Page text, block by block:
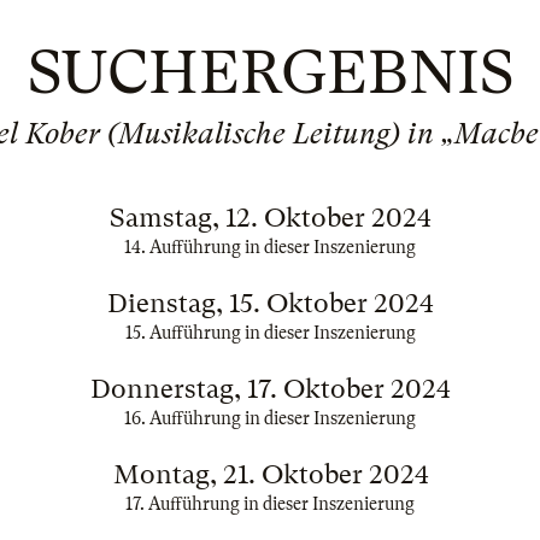
SUCHERGEBNIS
Kober (Musikalische Leitung) in
Samstag, 12. Oktober 2024
14. Aufführung in dieser Inszenierung
Dienstag, 15. Oktober 2024
15. Aufführung in dieser Inszenierung
Donnerstag, 17. Oktober 2024
16. Aufführung in dieser Inszenierung
Montag, 21. Oktober 2024
17. Aufführung in dieser Inszenierung